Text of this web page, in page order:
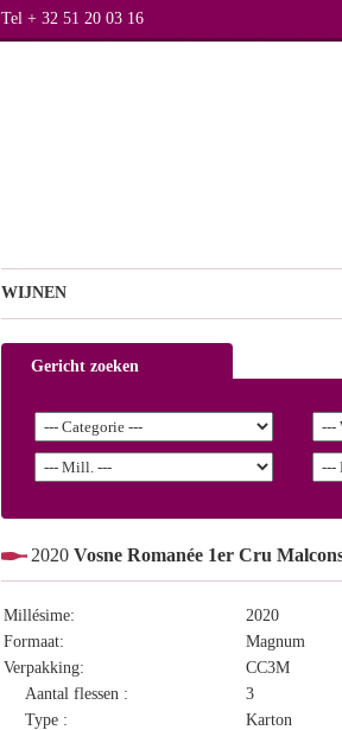
Tel + 32 51 20 03 16
WIJNEN
Gericht zoeken
2020 Vosne Romanée 1er Cru
Millésime:
2020
Formaat:
Magnum
Verpakking:
CC3M
Aantal flessen :
3
Type :
Karton